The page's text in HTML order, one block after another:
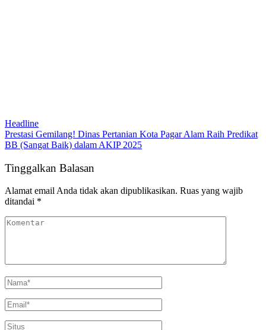
Headline
Prestasi Gemilang! Dinas Pertanian Kota Pagar Alam Raih Predikat
BB (Sangat Baik) dalam AKIP 2025
Tinggalkan Balasan
Alamat email Anda tidak akan dipublikasikan. Ruas yang wajib
ditandai *